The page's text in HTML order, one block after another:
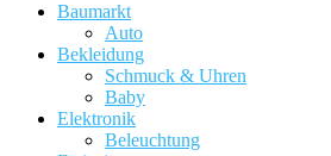
Baumarkt
Auto
Bekleidung
Schmuck & Uhren
Baby
Elektronik
Beleuchtung